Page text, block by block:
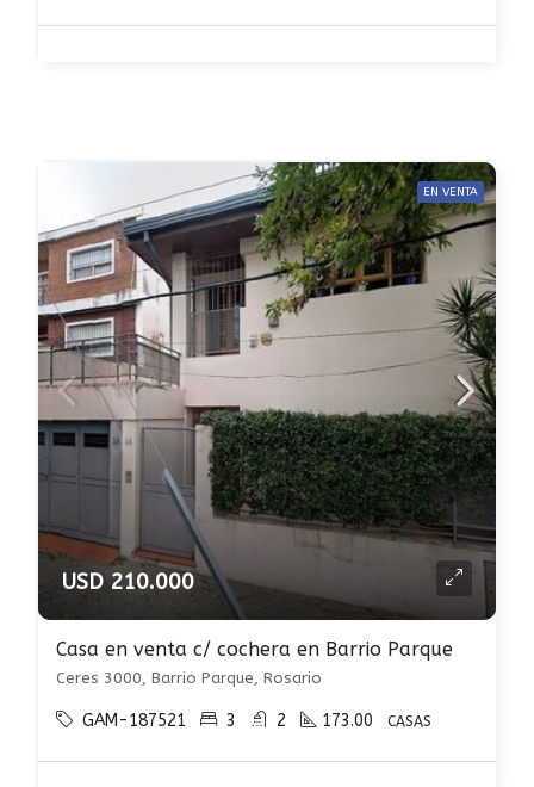
EN VENTA
USD 210.000
Casa en venta c/ cochera en Barrio Parque
Ceres 3000, Barrio Parque, Rosario
GAM-187521 3 2 173.00 CASAS